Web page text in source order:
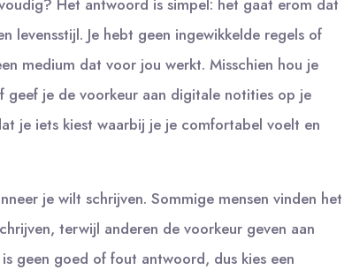
Het antwoord is simpel: het gaat erom dat
levensstijl. Je hebt geen ingewikkelde regels of
medium dat voor jou werkt. Misschien hou je
je de voorkeur aan digitale notities op je
je iets kiest waarbij je je comfortabel voelt en
je wilt schrijven. Sommige mensen vinden het
terwijl anderen de voorkeur geven aan
geen goed of fout antwoord, dus kies een